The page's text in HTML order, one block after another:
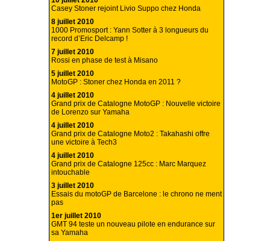
Casey Stoner rejoint Livio Suppo chez Honda
8 juillet 2010
1000 Promosport : Yann Sotter à 3 longueurs du
record d’Eric Delcamp !
7 juillet 2010
Rossi en phase de test à Misano
5 juillet 2010
MotoGP : Stoner chez Honda en 2011 ?
4 juillet 2010
Grand prix de Catalogne MotoGP : Nouvelle victoire
de Lorenzo sur Yamaha
4 juillet 2010
Grand prix de Catalogne Moto2 : Takahashi offre
une victoire à Tech3
4 juillet 2010
Grand prix de Catalogne 125cc : Marc Marquez
intouchable
3 juillet 2010
Essais du motoGP de Barcelone : le chrono ne ment
pas
1er juillet 2010
GMT 94 teste un nouveau pilote en endurance sur
sa Yamaha